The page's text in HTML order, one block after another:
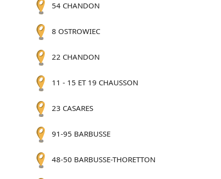
54 CHANDON
8 OSTROWIEC
22 CHANDON
11 - 15 ET 19 CHAUSSON
23 CASARES
91-95 BARBUSSE
48-50 BARBUSSE-THORETTON